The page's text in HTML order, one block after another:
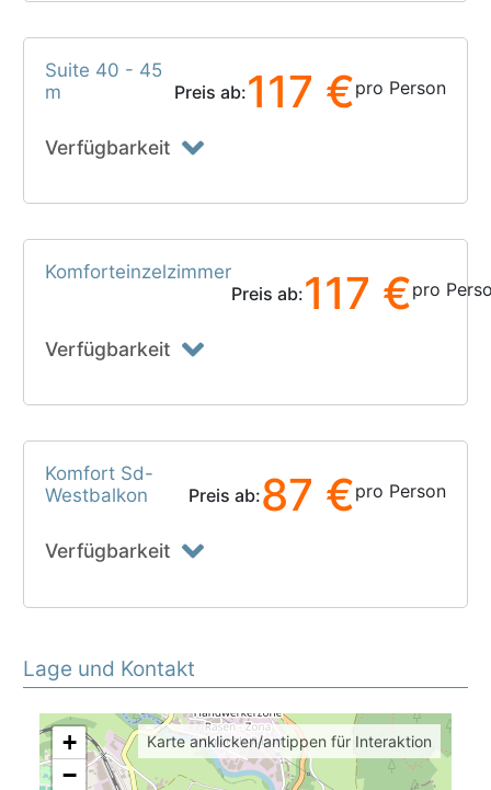
Suite 40 - 45
m
Preis ab:117 €pro Person
Verfügbarkeit
Komforteinzelzimmer
Preis ab:117 €pro
Verfügbarkeit
Komfort Sd-
Westbalkon
Preis ab:87 €pro Person
Verfügbarkeit
Lage und Kontakt
+
−
Karte anklicken/antippen für Interaktion